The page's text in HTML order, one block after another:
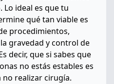
Lo ideal es que tu
qué tan viable es
procedimientos,
gravedad y control de
decir, que si sabes que
no estás estables es
realizar cirugía.